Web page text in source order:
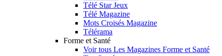
Télé Star Jeux
Télé Magazine
Mots Croisés Magazine
Télérama
Forme et Santé
Voir tous Les Magazines Forme et Santé